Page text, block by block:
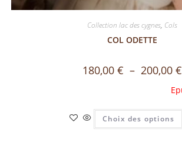
Collection lac des cygnes, Cols
COL ODETTE
180,00 € – 200,00 €
Choix des options